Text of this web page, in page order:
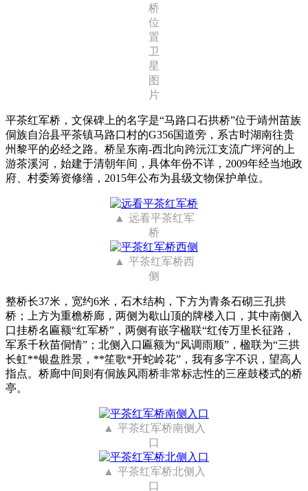
桥
位
置
卫
星
图
片
平茶红军桥，文保碑上的名字是“马路口石拱桥”位于靖州苗族
侗族自治县平茶镇马路口村的G356国道旁，系古时湖南往贵
州黎平的必经之路。桥呈东南-西北向跨沅江支流广坪河的上
游茶溪河，始建于清朝年间，具体年份不详，2009年经当地政
府、村委筹资修缮，2015年公布为县级文物保护单位。
远看平茶红军
桥
平茶红军桥西
侧
整桥长37米，宽约6米，石木结构，下方为青条石砌三孔拱
桥；上方为重檐桥廊，两侧为歇山顶的牌楼入口，其中南侧入
口挂桥名匾额“红军桥”，两侧有嵌字楹联“红传万里长征路，
军系千秋苗侗情”；北侧入口匾额为“风调雨顺”，楹联为“三拱
长虹**银盘胜景，**笙歌*开蛇岭花”，我有多字不识，望高人
指点。桥廊中间则有侗族风雨桥非常标志性的三座鼓楼式的桥
亭。
平茶红军桥南侧入
口
平茶红军桥北侧入
口